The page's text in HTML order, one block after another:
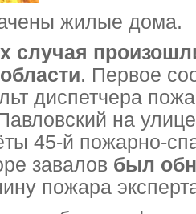
жилые дома.
случая
. Первое
диспетчера
на
45-й пожарно-
завалов был
пожара